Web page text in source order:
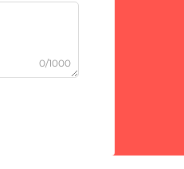
0/1000